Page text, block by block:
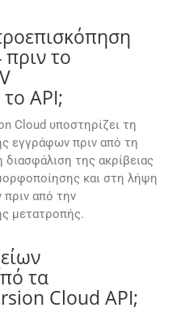
το
API;
Cloud υποστηρίζει τη
εγγράφων πριν από τη
της ακρίβειας
και στη λήψη
από την
μετατροπής.
τα
Cloud API;